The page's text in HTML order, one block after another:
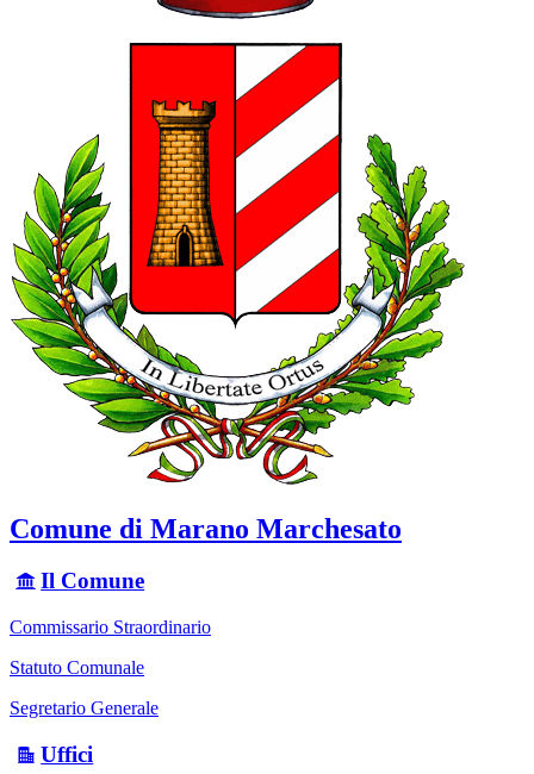
Comune di Marano Marchesato
Il Comune
Commissario Straordinario
Statuto Comunale
Segretario Generale
Uffici